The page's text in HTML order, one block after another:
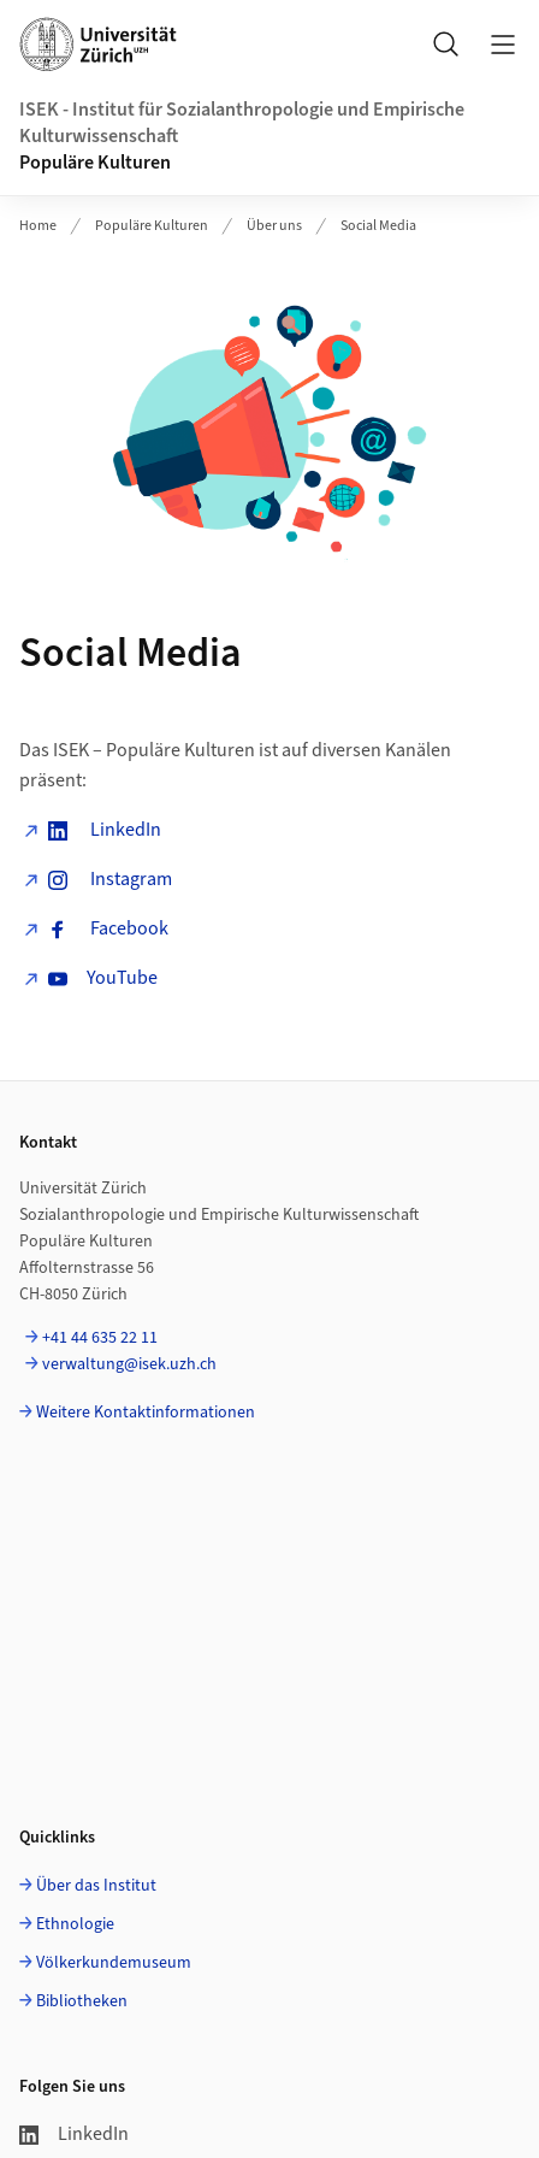
Header
Suche
ISEK - Institut für Sozialanthropologie und Empirische
Kulturwissenschaft
Populäre Kulturen
Home Populäre Kulturen Über uns Social Media
Social Media
Das ISEK – Populäre Kulturen ist auf diversen Kanälen
präsent:
LinkedIn
Instagram
Facebook
YouTube
Kontakt
Universität Zürich
Sozialanthropologie und Empirische Kulturwissenschaft
Populäre Kulturen
Affolternstrasse 56
CH-8050 Zürich
+41 44 635 22 11
verwaltung@isek.uzh.ch
Weitere Kontaktinformationen
Quicklinks
Über das Institut
Ethnologie
Völkerkundemuseum
Bibliotheken
Folgen Sie uns
LinkedIn